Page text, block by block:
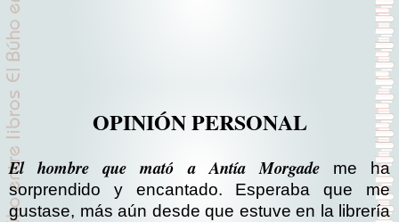
OPINIÓN PERSONAL
El hombre que mató a Antía Morgademe ha
sorprendido y encantado. Esperaba que me
gustase, más aún desde que estuve en la librería